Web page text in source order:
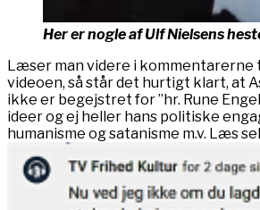
Her er nogle af Ulf Nielsens
Læser man videre i kommentarerne
videoen, så står det hurtigt klart, at
ikke er begejstret for ”hr. Rune
ideer og ej heller hans politiske
humanisme og satanisme m.v. Læs